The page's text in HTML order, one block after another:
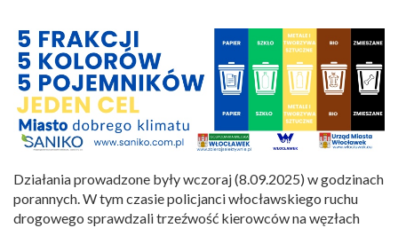
Działania prowadzone były wczoraj (8.09.2025) w godzinach
porannych. W tym czasie policjanci włocławskiego ruchu
drogowego sprawdzali trzeźwość kierowców na węzłach